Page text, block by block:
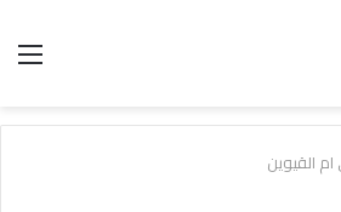
القيوين